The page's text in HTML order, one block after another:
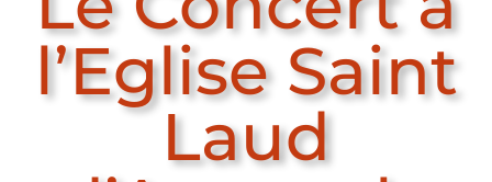
l’Eglise Saint
Laud